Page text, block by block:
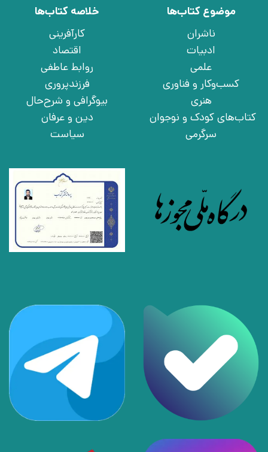
موضوع کتاب‌ها
ناشران
ادبیات
علمی
کسب‌وکار و فناوری
هنری
کتاب‌های کودک و نوجوان
سرگرمی
خلاصه کتاب‌ها
کارآفرینی
اقتصاد
روابط عاطفی
فرزندپروری
بیوگرافی و شرح‌حال
دین و عرفان
سیاست